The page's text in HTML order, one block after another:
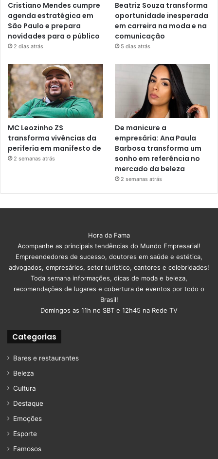
Cristiano Mendes cumpre
agenda estratégica em
São Paulo e prepara
novidades para o público
2 dias atrás
Beatriz Souza transforma
oportunidade inesperada
em carreira na moda e na
comunicação
5 dias atrás
MC Leozinho ZS
transforma vivências da
periferia em manifesto de
2 semanas atrás
De manicure a
empresária: Ana Paula
Barbosa transforma um
sonho em referência no
mercado da beleza
2 semanas atrás
Hora da Fama
Acompanhe as principais tendências do Mundo Empresarial!
Empreendedores de sucesso, doutores em saúde e estética,
advogados, empresários, setor turístico, cantores e celebridades!
Toda semana informações, dicas de moda e beleza,
recomendações de lugares e cobertura de eventos por todo o
Brasil!
Domingos as 11h no SBT e 12h45 na Rede TV
Categorias
Bares e restaurantes
Beleza
Cultura
Destaque
Emoções
Esporte
Famosos